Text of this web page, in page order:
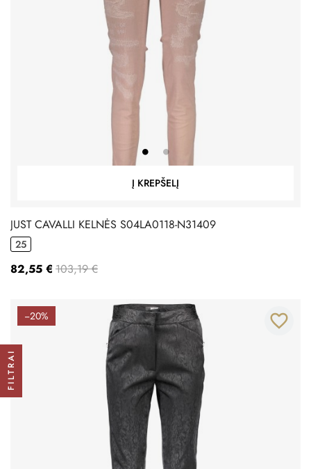
Į KREPŠELĮ
JUST CAVALLI KELNĖS S04LA0118-N31409
25
82,55 € 103,19 €
−20% favorite_border
FILTRAI